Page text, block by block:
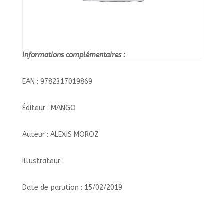
Informations complémentaires :
EAN : 9782317019869
Éditeur : MANGO
Auteur : ALEXIS MOROZ
Illustrateur :
Date de parution : 15/02/2019